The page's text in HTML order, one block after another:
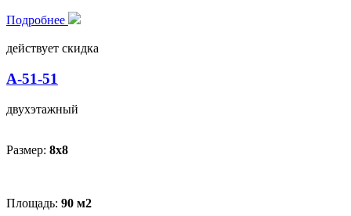
Подробнее
действует скидка
А-51-51
двухэтажный
Размер: 8х8
Площадь: 90 м2